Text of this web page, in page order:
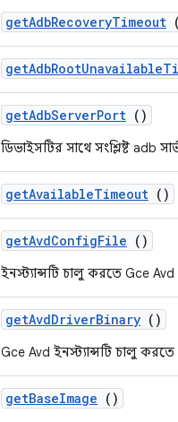
getAdbRecoveryTimeout
getAdbRootUnavailable
getAdbServerPort ()
ডিভাইসটির সাথে সংশ্লিষ্ট adb
getAvailableTimeout ()
getAvdConfigFile ()
ইনস্ট্যান্সটি চালু করতে Gce
getAvdDriverBinary ()
Gce Avd ইনস্ট্যান্সটি চালু করতে
getBaseImage ()